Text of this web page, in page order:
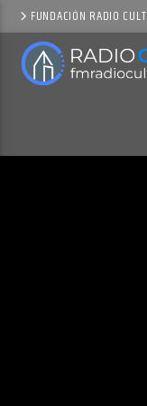
FUNDACIÓN RADIO